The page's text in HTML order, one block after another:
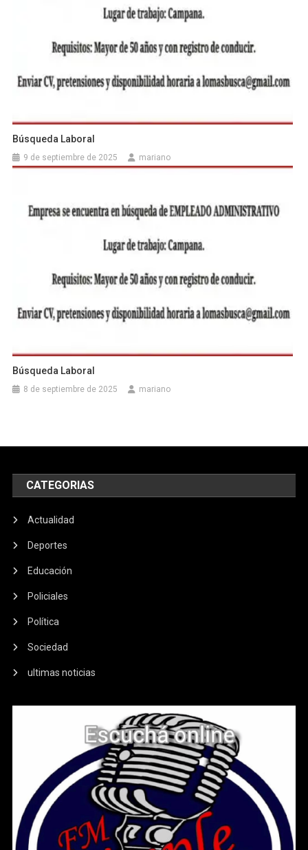
Búsqueda Laboral
9 de septiembre de 2025 mariano
Búsqueda Laboral
8 de septiembre de 2025 mariano
CATEGORIAS
Actualidad
Deportes
Educación
Policiales
Política
Sociedad
ultimas noticias